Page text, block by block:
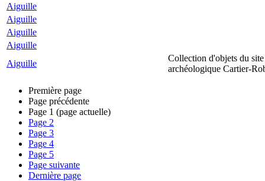
Aiguille
Aiguille
Aiguille
Aiguille
Aiguille
Collection d'objets du site
archéologique Cartier-
Première page
Page précédente
Page 1 (page actuelle)
Page 2
Page 3
Page 4
Page 5
Page suivante
Dernière page